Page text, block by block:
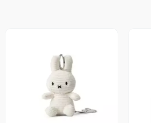
Vista Previa